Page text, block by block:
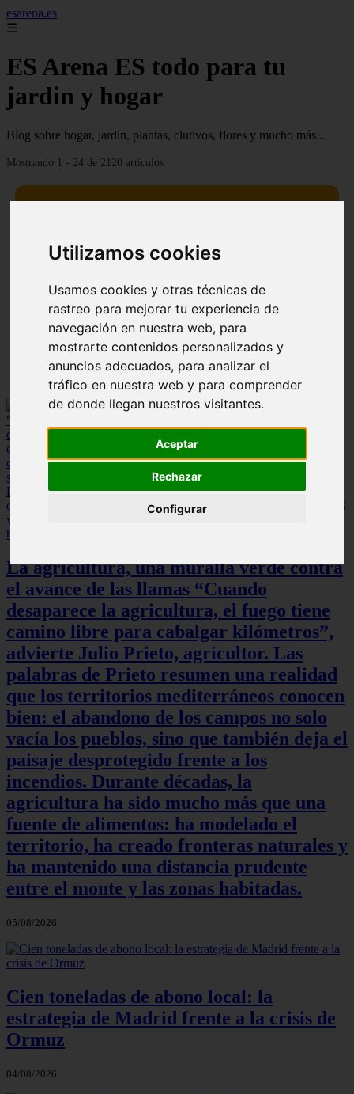
Utilizamos cookies
Usamos cookies y otras técnicas de
rastreo para mejorar tu experiencia de
navegación en nuestra web, para
mostrarte contenidos personalizados y
anuncios adecuados, para analizar el
tráfico en nuestra web y para comprender
de donde llegan nuestros visitantes.
Aceptar
Rechazar
Configurar
esarena.es
☰
ES Arena ES todo para tu
jardin y hogar
Blog sobre hogar, jardin, plantas, clutivos, flores y mucho más...
Mostrando 1 - 24 de 2120 artículos
defendible
La agricultura, una muralla verde contra
el avance de las llamas “Cuando
desaparece la agricultura, el fuego tiene
camino libre para cabalgar kilómetros”,
advierte Julio Prieto, agricultor. Las
palabras de Prieto resumen una realidad
que los territorios mediterráneos conocen
bien: el abandono de los campos no solo
vacía los pueblos, sino que también deja el
paisaje desprotegido frente a los
incendios. Durante décadas, la
agricultura ha sido mucho más que una
fuente de alimentos: ha modelado el
territorio, ha creado fronteras naturales y
ha mantenido una distancia prudente
entre el monte y las zonas habitadas.
05/08/2026
Cien toneladas de abono local: la
estrategia de Madrid frente a la crisis de
Ormuz
04/08/2026